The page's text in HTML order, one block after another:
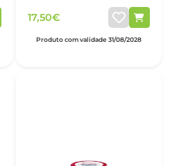
17,50€
Produto com validade 31/08/2028